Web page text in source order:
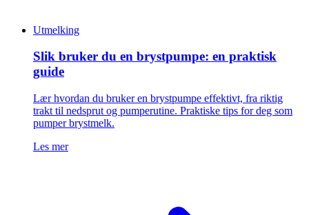
Utmelking
Slik bruker du en brystpumpe: en praktisk
guide
Lær hvordan du bruker en brystpumpe effektivt, fra riktig
trakt til nedsprut og pumperutine. Praktiske tips for deg som
pumper brystmelk.
Les mer